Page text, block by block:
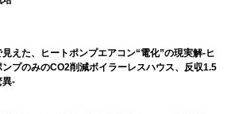
見えた、ヒートポンプエアコン“電化”の現実解-ヒ
ンプのみのCO2削減ボイラーレスハウス、反収1.5
異-